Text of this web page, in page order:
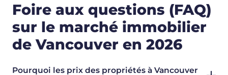
Foire aux questions (FAQ)
sur le marché immobilier
de Vancouver en 2026
Pourquoi les prix des propriétés à Vancouver